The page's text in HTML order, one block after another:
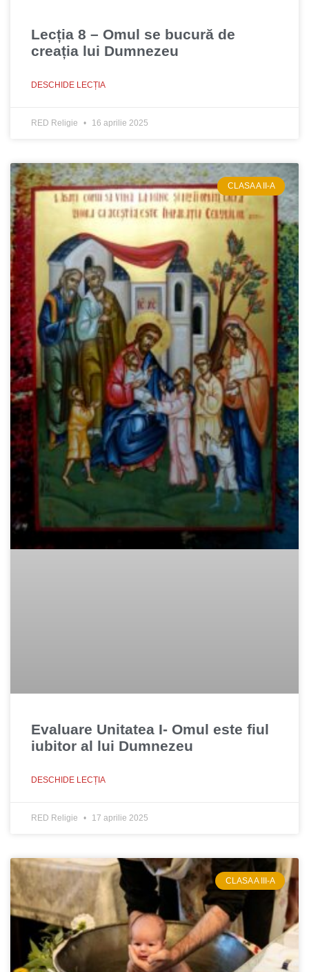
Lecția 8 – Omul se bucură de
creația lui Dumnezeu
DESCHIDE LECȚIA
RED Religie 16 aprilie 2025
CLASA A II-A
Evaluare Unitatea I- Omul este fiul
iubitor al lui Dumnezeu
DESCHIDE LECȚIA
RED Religie 17 aprilie 2025
CLASA A III-A